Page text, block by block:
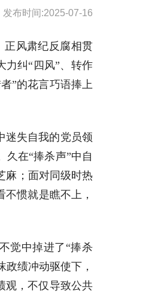
发布时间:2025-07-16
正风肃纪反腐相贯
力纠“四风”、转作
”的花言巧语捧上
迷失自我的党员领
在“捧杀声”中自
麻；面对同级时热
惯就是瞧不上，
觉中掉进了“捧杀
绩冲动驱使下，
观，不仅导致公共